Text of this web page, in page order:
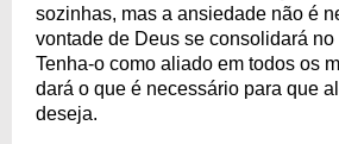
sozinhas, mas a ansiedade não é
vontade de Deus se consolidará no
Tenha-o como aliado em todos os
dará o que é necessário para que
deseja.